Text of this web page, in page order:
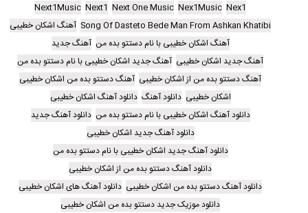
Nex1
Nex1Music
Next One Music
Next1
Next1Music
Song Of Dasteto Bede Man From Ashkan Khatibi آهنگ اشکان خطیبی
آهنگ اشکان خطیبی با نام دستتو بده من آهنگ جدید
آهنگ جدید اشکان خطیبی آهنگ جدید اشکان خطیبی با نام دستتو بده من
آهنگ دستتو بده من از اشکان خطیبی آهنگ دستتو بده من اشکان خطیبی
اشکان خطیبی دانلود آهنگ دانلود آهنگ اشکان خطیبی
دانلود آهنگ اشکان خطیبی با نام دستتو بده من دانلود آهنگ جدید
دانلود آهنگ جدید اشکان خطیبی
دانلود آهنگ جدید اشکان خطیبی با نام دستتو بده من
دانلود آهنگ دستتو بده من از اشکان خطیبی
دانلود آهنگ دستتو بده من اشکان خطیبی دانلود آهنگ های اشکان خطیبی
دانلود موزیک جدید دستتو بده من اشکان خطیبی